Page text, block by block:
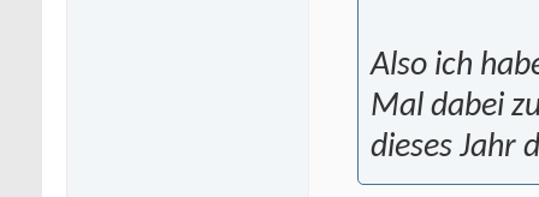
Also ich
Mal dabei
dieses Jahr